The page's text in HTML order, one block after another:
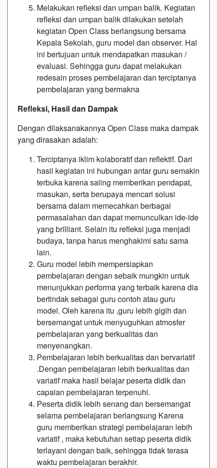
Melakukan refleksi dan umpan balik. Kegiatan
refleksi dan umpan balik dilakukan setelah
kegiatan Open Class berlangsung bersama
Kepala Sekolah, guru model dan observer. Hal
ini bertujuan untuk mendapatkan masukan /
evaluasi. Sehingga guru dapat melakukan
redesain proses pembelajaran dan terciptanya
pembelajaran yang bermakna
Refleksi, Hasil dan Dampak
Dengan dilaksanakannya Open Class maka dampak
yang dirasakan adalah:
Terciptanya iklim kolaboratif dan reflektif. Dari
hasil kegiatan ini hubungan antar guru semakin
terbuka karena saling memberikan pendapat,
masukan, serta berupaya mencari solusi
bersama dalam memecahkan berbagai
permasalahan dan dapat memunculkan ide-ide
yang brilliant. Selain itu refleksi juga menjadi
budaya, tanpa harus menghakimi satu sama
lain.
Guru model lebih mempersiapkan
pembelajaran dengan sebaik mungkin untuk
menunjukkan performa yang terbaik karena dia
bertindak sebagai guru contoh atau guru
model. Oleh karena itu ,guru lebih gigih dan
bersemangat untuk menyuguhkan atmosfer
pembelajaran yang berkualitas dan
menyenangkan.
Pembelajaran lebih berkualitas dan bervariatif
.Dengan pembelajaran lebih berkualitas dan
variatif maka hasil belajar peserta didik dan
capaian pembelajaran terpenuhi.
Peserta didik lebih senang dan bersemangat
selama pembelajaran berlangsung Karena
guru memberikan strategi pembelajaran lebih
variatif , maka kebutuhan setiap peserta didik
terlayani dengan baik, sehingga tidak terasa
waktu pembelajaran berakhir.